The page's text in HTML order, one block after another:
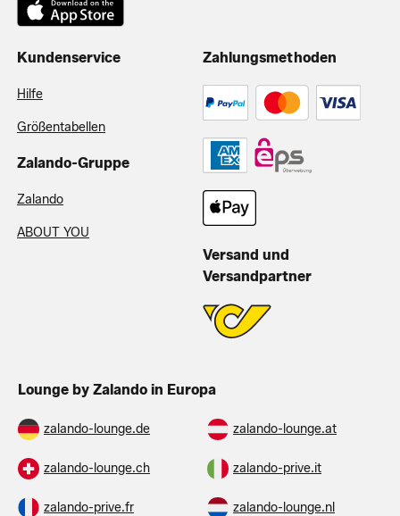
Kundenservice
Hilfe
Größentabellen
Zalando-Gruppe
Zalando
ABOUT YOU
Zahlungsmethoden
Versand und
Versandpartner
Lounge by Zalando in Europa
zalando-lounge.de zalando-lounge.at
zalando-lounge.ch zalando-prive.it
zalando-prive.fr zalando-lounge.nl